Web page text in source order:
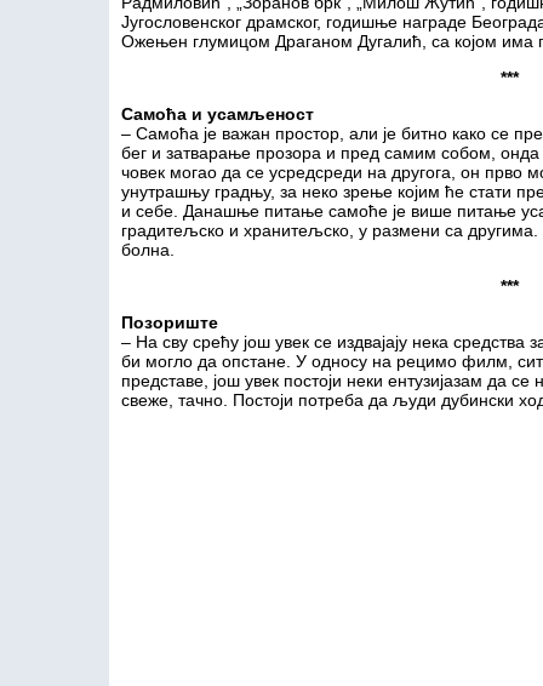
Југословенског драмског, годишње награде
Ожењен глумицом Драганом Дугалић, са којом има
***
Самоћа и усамљеност
– Самоћа је важан простор, али је битно како се
бег и затварање прозора и пред самим собом,
човек могао да се усредсреди на другога, он
унутрашњу градњу, за неко зрење којим ће стати
и себе. Данашње питање самоће је више питање
градитељско и хранитељско, у размени са
болна.
***
Позориште
– На сву срећу још увек се издвајају нека средства
би могло да опстане. У односу на рецимо филм,
представе, још увек постоји неки ентузијазам да
свеже, тачно. Постоји потреба да људи дубински